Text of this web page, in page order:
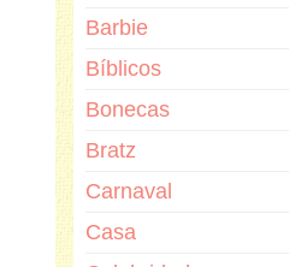
Barbie
Bíblicos
Bonecas
Bratz
Carnaval
Casa